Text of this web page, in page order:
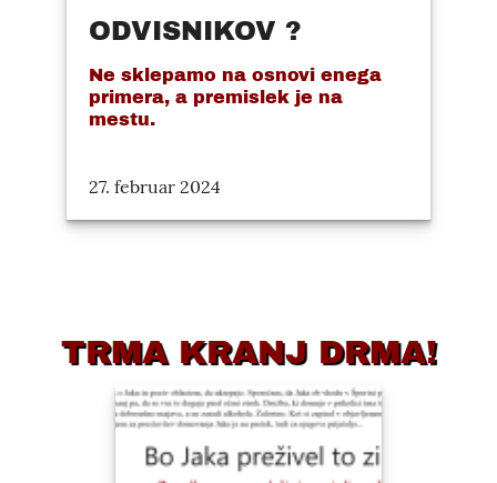
ODVISNIKOV ?
Ne sklepamo na osnovi enega
primera, a premislek je na
mestu.
27. februar 2024
TRMA KRANJ DRMA!